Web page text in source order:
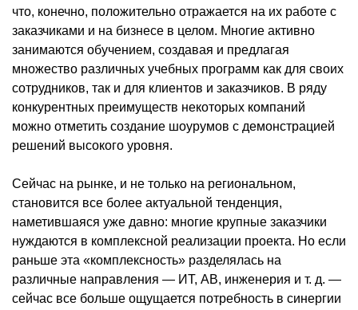
что, конечно, положительно отражается на их работе с
заказчиками и на бизнесе в целом. Многие активно
занимаются обучением, создавая и предлагая
множество различных учебных программ как для своих
сотрудников, так и для клиентов и заказчиков. В ряду
конкурентных преимуществ некоторых компаний
можно отметить создание шоурумов с демонстрацией
решений высокого уровня.
Сейчас на рынке, и не только на региональном,
становится все более актуальной тенденция,
наметившаяся уже давно: многие крупные заказчики
нуждаются в комплексной реализации проекта. Но если
раньше эта «комплексность» разделялась на
различные направления — ИТ, АВ, инженерия и т. д. —
сейчас все больше ощущается потребность в синергии